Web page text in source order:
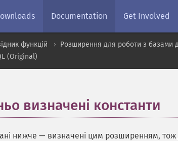
Documentation Get Involved
функцій Розширення для роботи з базами
(Original)
визначені константи
нижче — визначені цим розширенням,